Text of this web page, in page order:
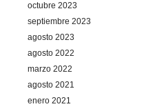
octubre 2023
septiembre 2023
agosto 2023
agosto 2022
marzo 2022
agosto 2021
enero 2021